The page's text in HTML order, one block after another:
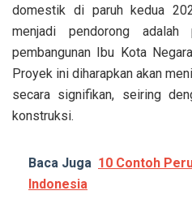
domestik di paruh kedua
menjadi pendorong adalah
pembangunan Ibu Kota
Proyek ini diharapkan akan
secara signifikan, seiring
konstruksi.
Baca Juga 10 Contoh
Indonesia